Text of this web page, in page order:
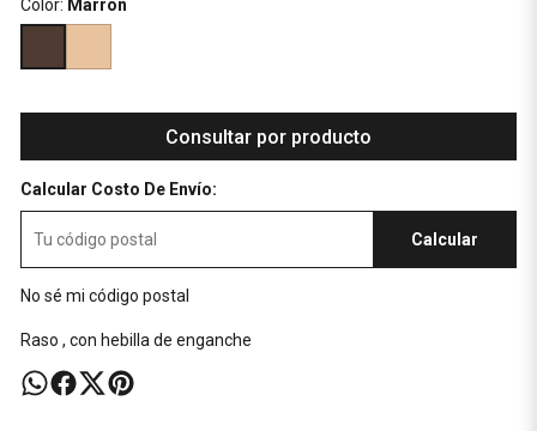
Color: Marrón
Consultar por producto
Calcular Costo De Envío:
Calcular
No sé mi código postal
Raso , con hebilla de enganche